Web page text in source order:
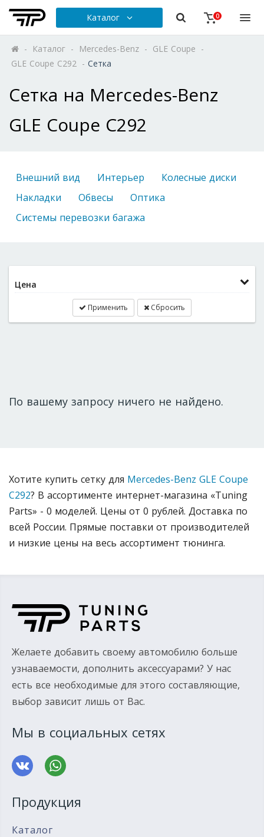
Каталог 0
- Каталог - Mercedes-Benz - GLE Coupe -
GLE Coupe C292 - Сетка
Сетка на Mercedes-Benz
GLE Coupe C292
Внешний вид Интерьер
Колесные диски
Накладки
Обвесы
Оптика
Системы перевозки багажа
Цена
Применить Сбросить
По вашему запросу ничего не найдено.
Хотите купить сетку для Mercedes-Benz GLE Coupe
C292? В ассортименте интернет-магазина «Tuning
Parts» - 0 моделей. Цены от 0 рублей. Доставка по
всей России. Прямые поставки от производителей
и низкие цены на весь ассортимент тюнинга.
Желаете добавить своему автомобилю больше
узнаваемости, дополнить аксессуарами? У нас
есть все необходимые для этого составляющие,
выбор зависит лишь от Вас.
Мы в социальных сетях
Продукция
Каталог